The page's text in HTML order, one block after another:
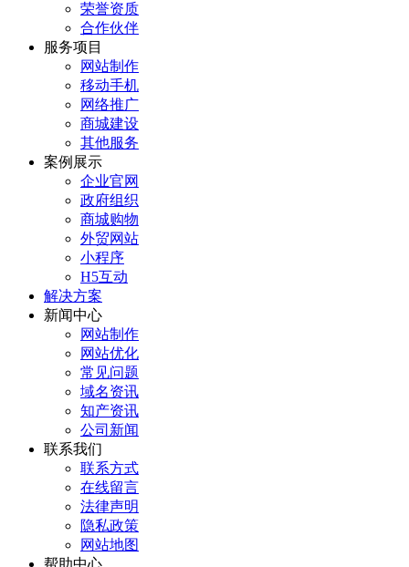
荣誉资质
合作伙伴
服务项目
网站制作
移动手机
网络推广
商城建设
其他服务
案例展示
企业官网
政府组织
商城购物
外贸网站
小程序
H5互动
解决方案
新闻中心
网站制作
网站优化
常见问题
域名资讯
知产资讯
公司新闻
联系我们
联系方式
在线留言
法律声明
隐私政策
网站地图
帮助中心